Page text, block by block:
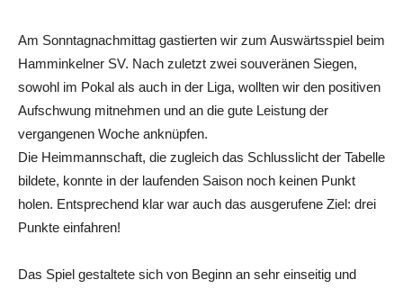
Am Sonntagnachmittag gastierten wir zum Auswärtsspiel beim
Hamminkelner SV. Nach zuletzt zwei souveränen Siegen,
sowohl im Pokal als auch in der Liga, wollten wir den positiven
Aufschwung mitnehmen und an die gute Leistung der
vergangenen Woche anknüpfen.
Die Heimmannschaft, die zugleich das Schlusslicht der Tabelle
bildete, konnte in der laufenden Saison noch keinen Punkt
holen. Entsprechend klar war auch das ausgerufene Ziel: drei
Punkte einfahren!
Das Spiel gestaltete sich von Beginn an sehr einseitig und